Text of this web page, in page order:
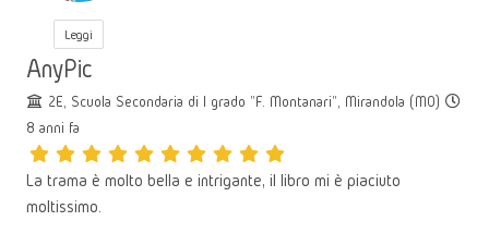
Leggi
AnyPic
2E, Scuola Secondaria di I grado "F. Montanari", Mirandola (MO)
8 anni fa
La trama è molto bella e intrigante, il libro mi è piaciuto
moltissimo.